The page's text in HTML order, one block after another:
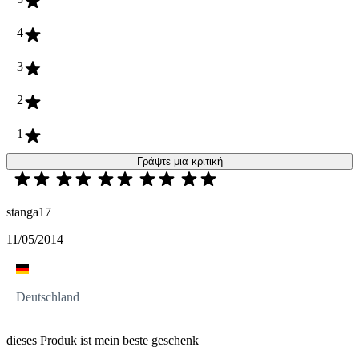
4
3
2
1
Γράψτε μια κριτική
stanga17
11/05/2014
Deutschland
dieses Produk ist mein beste geschenk